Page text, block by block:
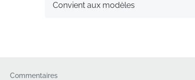
Convient aux modèles
Commentaires